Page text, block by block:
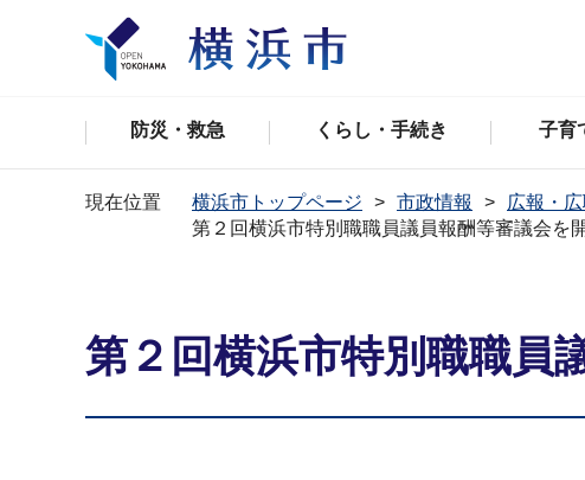
防災・救急 くらし・手続き 子育
現在位置 横浜市トップページ 市政情報 広報・
第２回横浜市特別職職員議員報酬等審議会を
第２回横浜市特別職職員